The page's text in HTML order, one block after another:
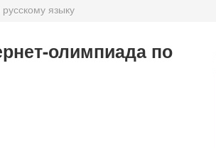
языку
олимпиада по